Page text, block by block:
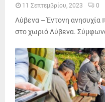
11 Σεπτεμβρίου, 2023 0
Λύβενα – Έντονη ανησυχία
στο χωριό Λύβενα.